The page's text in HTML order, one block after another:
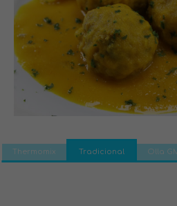
Thermomix Tradicional Olla